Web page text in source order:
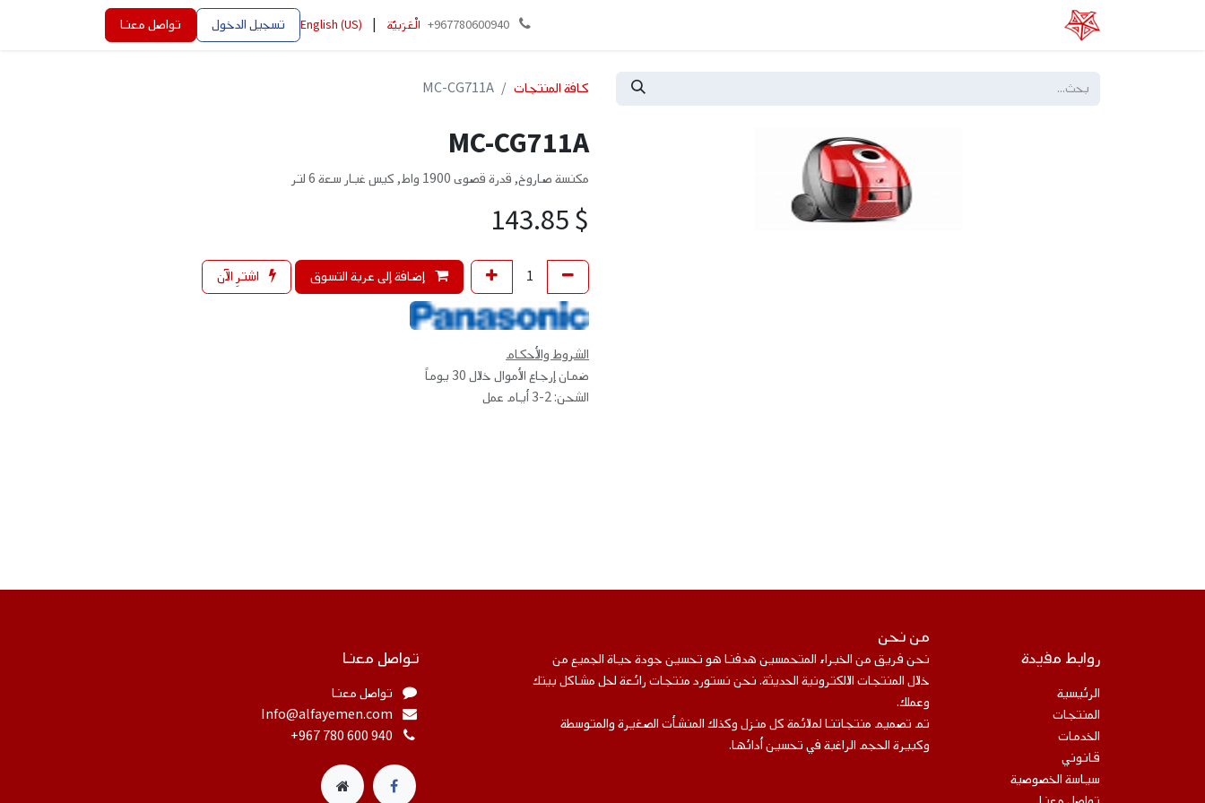
+967780600940 الْعَرَبيّة English (US) تسجيل الدخول تواصل معنا
كافة المنتجات MC-CG711A
MC-CG711A
مكنسة صاروخ, قدرة قصوى 1900 واط, كيس غبار سعة 6 لتر
$
143.85
إضافة إلى عربة التسوق اشترِ الآن
الشروط والأحكام
ضمان إرجاع الأموال خلال 30 يوماً
الشحن: 2-3 أيام عمل
روابط مفيدة
الرئيسية
المنتجات
الخدمات
قانوني
سياسة الخصوصية
من نحن
نحن فريق من الخبراء المتحمسين هدفنا هو تحسين جودة حياة الجميع من
خلال المنتجات الالكترونية الحديثة. نحن نستورد منتجات رائعة لحل مشاكل بيتك
وعملك.
تم تصميم منتجاتنا لملائمة كل منزل وكذلك المنشأت الصغيرة والمتوسطة
وكبيرة الحجم الراغبة في تحسين أدائها.
تواصل معنا
تواصل معنا
​Info@alfayemen.com
+967 780 600 940